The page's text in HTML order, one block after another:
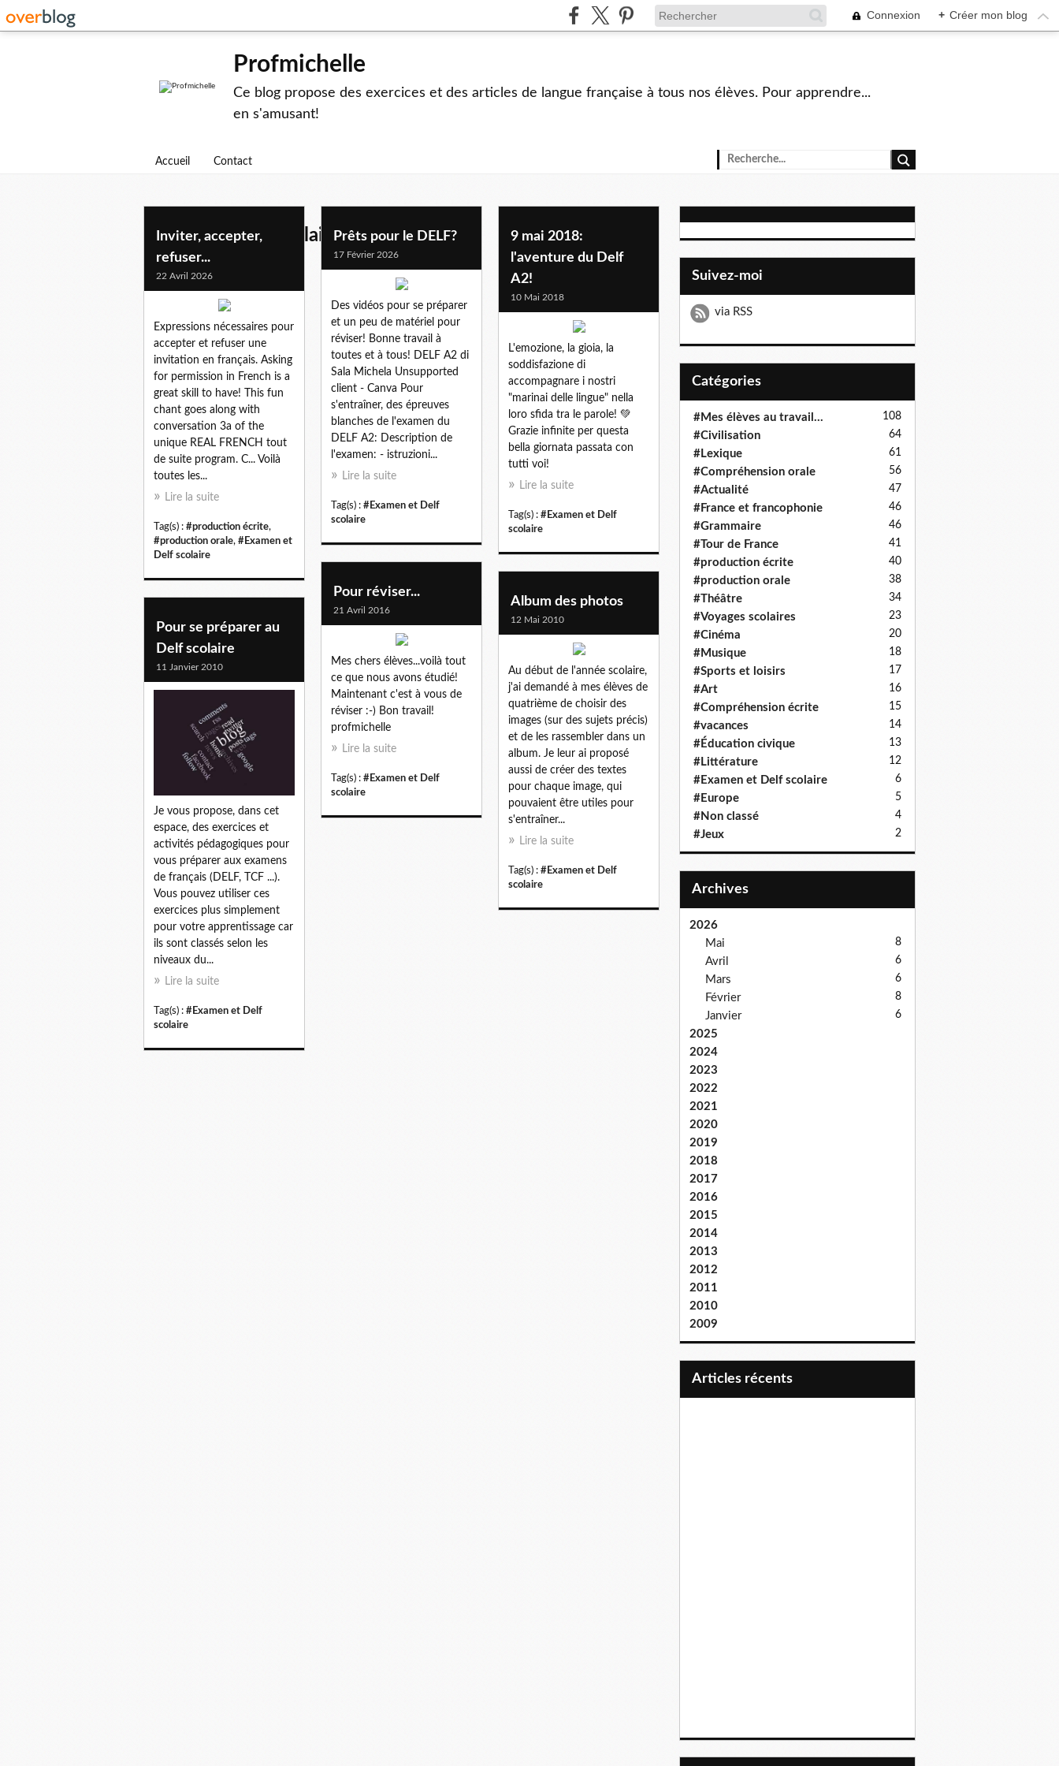
Connexion + Créer mon blog
Profmichelle
Ce blog propose des exercices et des articles de langue française à tous nos élèves. Pour apprendre...
en s'amusant!
Accueil Contact
examen et delf scolaire
Inviter, accepter,
refuser...
22 Avril 2026
Expressions nécessaires pour
accepter et refuser une
invitation en français. Asking
for permission in French is a
great skill to have! This fun
chant goes along with
conversation 3a of the
unique REAL FRENCH tout
de suite program. C... Voilà
toutes les...
Lire la suite
Tag(s) : #production écrite,
#production orale, #Examen et
Delf scolaire
Prêts pour le DELF?
17 Février 2026
Des vidéos pour se préparer
et un peu de matériel pour
réviser! Bonne travail à
toutes et à tous! DELF A2 di
Sala Michela Unsupported
client - Canva Pour
s'entraîner, des épreuves
blanches de l'examen du
DELF A2: Description de
l'examen: - istruzioni...
Lire la suite
Tag(s) : #Examen et Delf
scolaire
9 mai 2018:
l'aventure du Delf
A2!
10 Mai 2018
L'emozione, la gioia, la
soddisfazione di
accompagnare i nostri
"marinai delle lingue" nella
loro sfida tra le parole! 💚
Grazie infinite per questa
bella giornata passata con
tutti voi!
Lire la suite
Tag(s) : #Examen et Delf
scolaire
Pour réviser...
21 Avril 2016
Mes chers élèves...voilà tout
ce que nous avons étudié!
Maintenant c'est à vous de
réviser :-) Bon travail!
profmichelle
Lire la suite
Tag(s) : #Examen et Delf
scolaire
Album des photos
12 Mai 2010
Au début de l'année scolaire,
j'ai demandé à mes élèves de
quatrième de choisir des
images (sur des sujets précis)
et de les rassembler dans un
album. Je leur ai proposé
aussi de créer des textes
pour chaque image, qui
pouvaient être utiles pour
s'entraîner...
Lire la suite
Tag(s) : #Examen et Delf
scolaire
Pour se préparer au
Delf scolaire
11 Janvier 2010
Je vous propose, dans cet
espace, des exercices et
activités pédagogiques pour
vous préparer aux examens
de français (DELF, TCF ...).
Vous pouvez utiliser ces
exercices plus simplement
pour votre apprentissage car
ils sont classés selon les
niveaux du...
Lire la suite
Tag(s) : #Examen et Delf
scolaire
Suivez-moi
via RSS
Catégories
#Mes élèves au travail... 108
#Civilisation 64
#Lexique 61
#Compréhension orale 56
#Actualité 47
#France et francophonie 46
#Grammaire 46
#Tour de France 41
#production écrite 40
#production orale 38
#Théâtre 34
#Voyages scolaires 23
#Cinéma 20
#Musique 18
#Sports et loisirs 17
#Art 16
#Compréhension écrite 15
#vacances 14
#Éducation civique 13
#Littérature 12
#Examen et Delf scolaire 6
#Europe 5
#Non classé 4
#Jeux 2
Archives
2026
Mai
8
Avril 6
Mars 6
Février 8
Janvier 6
2025
2024
2023
2022
2021
2020
2019
2018
2017
2016
2015
2014
2013
2012
2011
2010
2009
articles récents